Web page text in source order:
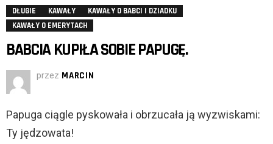
DŁUGIE KAWAŁY
KAWAŁY O BABCI I DZIADKU
KAWAŁY O EMERYTACH
BABCIA KUPIŁA SOBIE PAPUGĘ.
przez MARCIN
Papuga ciągle pyskowała i obrzucała ją wyzwiskami:
Ty jędzowata!